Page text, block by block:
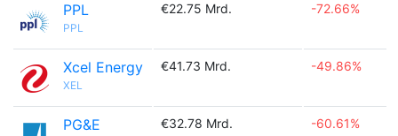
PPL
PPL
€22.75 Mrd. -72.66%
Xcel Energy
XEL
€41.73 Mrd. -49.86%
PG&E
€32.78 Mrd. -60.61%